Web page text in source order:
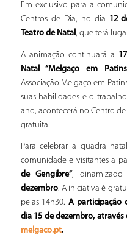
Em exclusivo para a
Centros de Dia, no dia 12
Teatro de Natal, que terá
A animação continuará a
Natal “Melgaço em
Associação Melgaço em
suas habilidades e o
ano, acontecerá no Centro
gratuita.
Para celebrar a quadra
comunidade e visitantes a
de Gengibre”,
dezembro. A iniciativa é
pelas 14h30. A participação
dia 15 de dezembro, através
melgaco.pt.